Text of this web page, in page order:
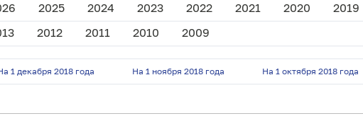
2025 2024 2023 2022 2021 2020
2019
2012 2011 2010 2009
1 декабря 2018 года На 1 ноября 2018 года На 1 октября 2018 года